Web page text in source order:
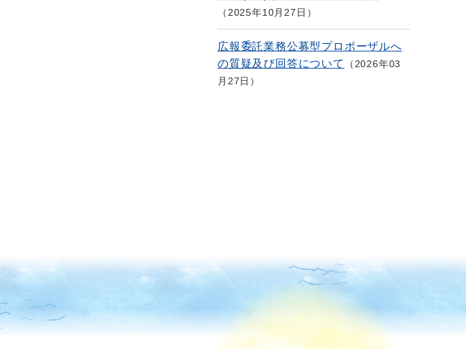
2025年10月27日
広報委託業務公募型プロポーザルへ
の質疑及び回答について
2026年03
月27日